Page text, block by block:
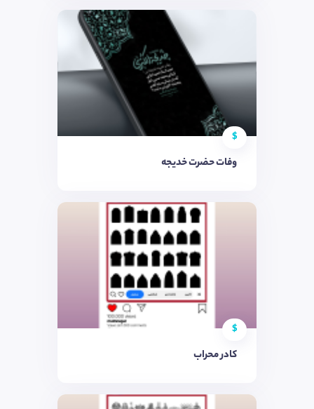
$
وفات حضرت خدیجه
$
کادر محراب